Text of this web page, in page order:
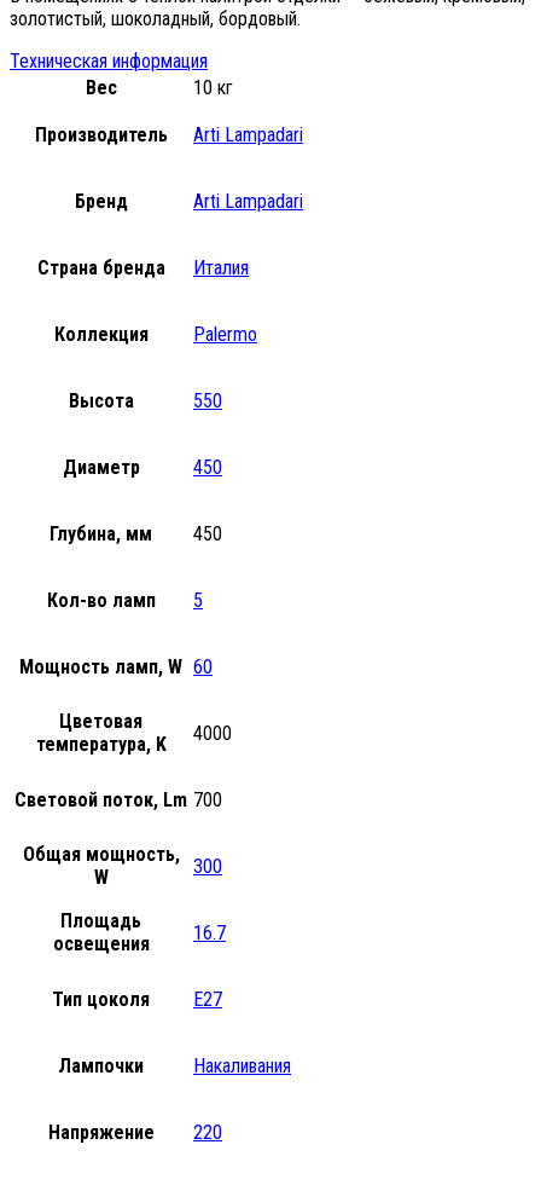
золотистый, шоколадный, бордовый.
Техническая информация
Вес
10 кг
Производитель Arti Lampadari
Бренд Arti Lampadari
Страна бренда Италия
Коллекция Palermo
Высота 550
Диаметр 450
Глубина, мм 450
Кол-во ламп 5
Мощность ламп, W 60
Цветовая
температура, K
4000
Световой поток, Lm 700
Общая мощность,
W
300
Площадь
освещения
16.7
Тип цоколя E27
Лампочки Накаливания
Напряжение 220